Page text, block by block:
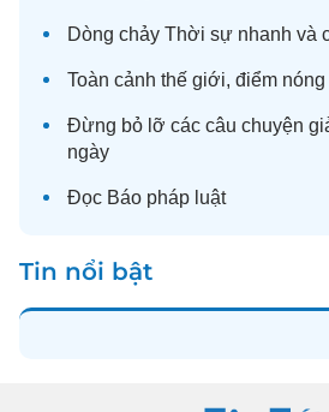
Dòng chảy Thời sự nhanh và
Toàn cảnh thế giới, điểm
Đừng bỏ lỡ các câu chuyện
ngày
Đọc Báo pháp luật
Tin nổi bật